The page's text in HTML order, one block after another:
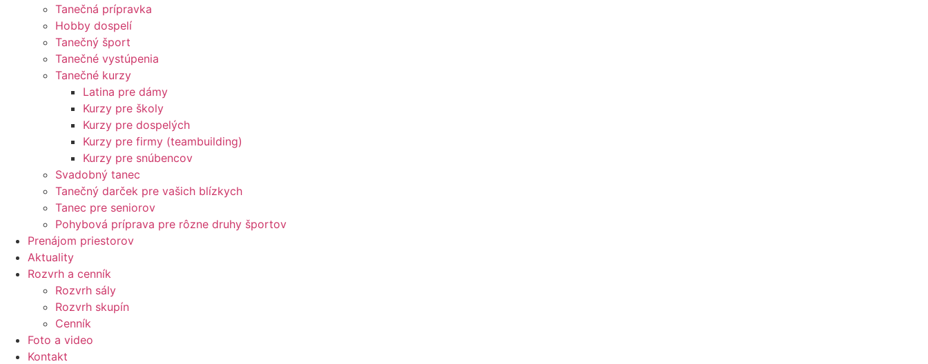
Tanečná prípravka
Hobby dospelí
Tanečný šport
Tanečné vystúpenia
Tanečné kurzy
Latina pre dámy
Kurzy pre školy
Kurzy pre dospelých
Kurzy pre firmy (teambuilding)
Kurzy pre snúbencov
Svadobný tanec
Tanečný darček pre vašich blízkych
Tanec pre seniorov
Pohybová príprava pre rôzne druhy športov
Prenájom priestorov
Aktuality
Rozvrh a cenník
Rozvrh sály
Rozvrh skupín
Cenník
Foto a video
Kontakt